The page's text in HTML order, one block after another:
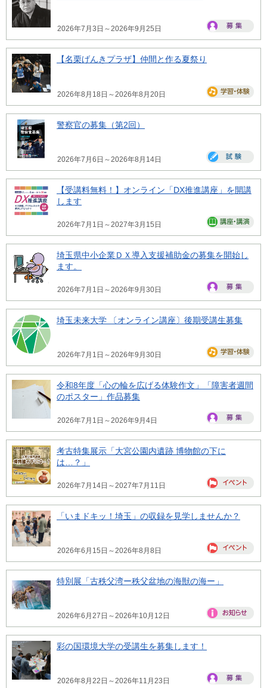
2026年7月3日～2026年9月25日
【名栗げんきプラザ】仲間と作る夏祭り
2026年8月18日～2026年8月20日
警察官の募集（第2回）
2026年7月6日～2026年8月14日
【受講料無料！】オンライン「DX推進講座」を開講
します
2026年7月1日～2027年3月15日
埼玉県中小企業ＤＸ導入支援補助金の募集を開始し
ます。
2026年7月1日～2026年9月30日
埼玉未来大学 〔オンライン講座〕後期受講生募集
2026年7月1日～2026年9月30日
令和8年度「心の輪を広げる体験作文」「障害者週間
のポスター」作品募集
2026年7月1日～2026年9月4日
考古特集展示「大宮公園内遺跡 博物館の下に
は…？」
2026年7月14日～2027年7月11日
「いまドキッ！埼玉」の収録を見学しませんか？
2026年6月15日～2026年8月8日
特別展「古秩父湾ー秩父盆地の海獣の海ー」
2026年6月27日～2026年10月12日
彩の国環境大学の受講生を募集します！
2026年8月22日～2026年11月23日